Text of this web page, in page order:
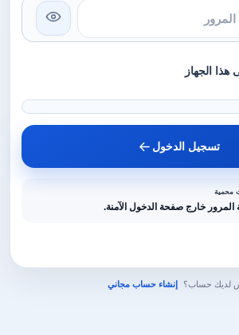
هذا الجهاز
تسجيل الدخول
محمية
خارج صفحة الدخول الآمنة.
لديك حساب؟ إنشاء حساب مجاني